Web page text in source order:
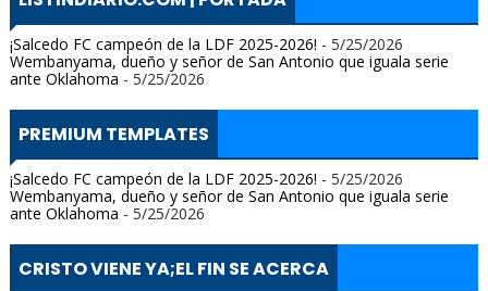
¡Salcedo FC campeón de la LDF 2025-2026! - 5/25/2026
Wembanyama, dueño y señor de San Antonio que iguala serie
ante Oklahoma - 5/25/2026
PREMIUM TEMPLATES
¡Salcedo FC campeón de la LDF 2025-2026! - 5/25/2026
Wembanyama, dueño y señor de San Antonio que iguala serie
ante Oklahoma - 5/25/2026
CRISTO VIENE YA;EL FIN SE ACERCA